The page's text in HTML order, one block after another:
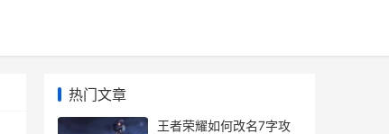
热门文章
王者荣耀如何改名7字攻